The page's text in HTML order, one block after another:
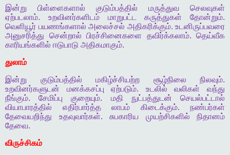
இன்று
பிள்ளைகளால் குடும்பத்தில் மருத்துவ
செலவுகள்
ஏற்படலாம். உறவினர்களிடம் மாறுபட்ட கருத்துகள் தோன்றும்.
வெளியூர் பயணங்களால் அலைச்சல் அதிகரிக்கும். உடனிருப்பவரை
அனுசரித்து
சென்றால் பிரச்சினைகளை தவிர்க்கலாம். தெய்வீக
காரியங்களில் ஈடுபாடு அதிகமாகும்.
துலாம்
இன்று
குடும்பத்தில் மகிழ்ச்சியற்ற சூழ்நிலை நிலவும்.
உறவினர்களுடன்
மனக்கசப்பு ஏற்படும். உடலில் வலிகள்
வந்து
நீங்கும்.சேமிப்பு குறையும். மதி நுட்பத்துடன்
செயல்பட்டால்
வியாபாரத்தில்
எதிர்பார்த்த லாபம் கிடைக்கும். நண்பர்கள்
தேவையறிந்து
உதவுவார்கள். சுபகாரிய முயற்சிகளில்
நிதானம்
தேவை.
விருச்சிகம்